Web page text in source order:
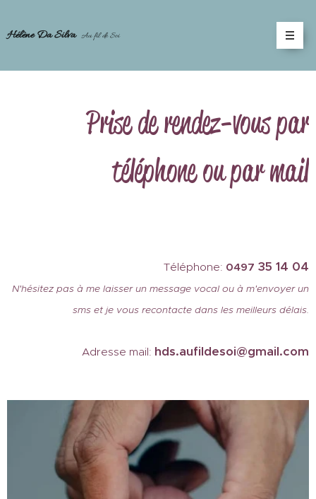
Hélène Da Silva Au fil de Soi
Prise de rendez-vous par
téléphone ou par mail
Téléphone: 0497 35 14 04
N'hésitez pas à me laisser un message vocal ou à m'envoyer un
sms et je vous recontacte dans les meilleurs délais.
Adresse mail: hds.aufildesoi@gmail.com